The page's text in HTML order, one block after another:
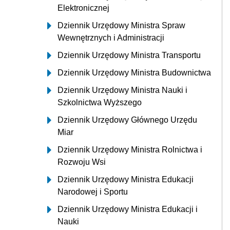
Elektronicznej
Dziennik Urzędowy Ministra Spraw
Wewnętrznych i Administracji
Dziennik Urzędowy Ministra Transportu
Dziennik Urzędowy Ministra Budownictwa
Dziennik Urzędowy Ministra Nauki i
Szkolnictwa Wyższego
Dziennik Urzędowy Głównego Urzędu
Miar
Dziennik Urzędowy Ministra Rolnictwa i
Rozwoju Wsi
Dziennik Urzędowy Ministra Edukacji
Narodowej i Sportu
Dziennik Urzędowy Ministra Edukacji i
Nauki